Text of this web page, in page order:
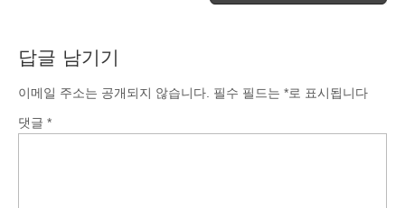
답글 남기기
이메일 주소는 공개되지 않습니다. 필수 필드는 *로 표시됩니다
댓글 *